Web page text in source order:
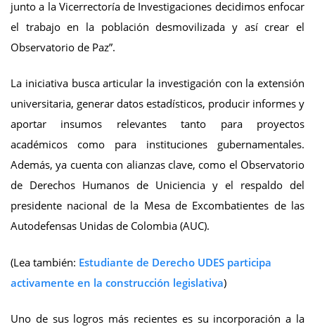
junto a la Vicerrectoría de Investigaciones decidimos enfocar
el trabajo en la población desmovilizada y así crear el
Observatorio de Paz”.
La iniciativa busca articular la investigación con la extensión
universitaria, generar datos estadísticos, producir informes y
aportar insumos relevantes tanto para proyectos
académicos como para instituciones gubernamentales.
Además, ya cuenta con alianzas clave, como el Observatorio
de Derechos Humanos de Uniciencia y el respaldo del
presidente nacional de la Mesa de Excombatientes de las
Autodefensas Unidas de Colombia (AUC).
(Lea también: Estudiante de Derecho UDES participa
activamente en la construcción legislativa)
Uno de sus logros más recientes es su incorporación a la